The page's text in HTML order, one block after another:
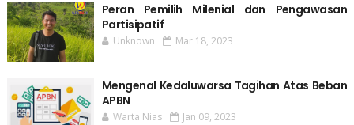
Peran Pemilih Milenial dan Pengawasan
Partisipatif
Unknown Mar 18, 2023
Mengenal Kedaluwarsa Tagihan Atas Beban
APBN
Warta Nias Jan 09, 2023